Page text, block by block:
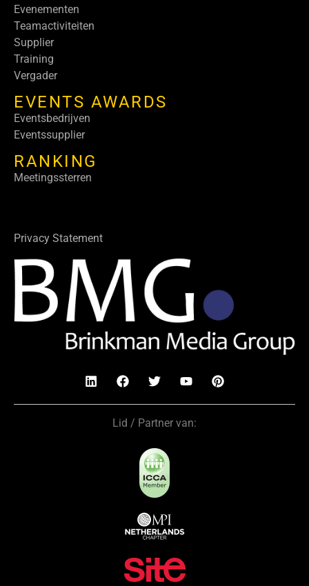
Evenementen
Teamactiviteiten
Supplier
Training
Vergader
EVENTS AWARDS
Eventsbedrijven
Eventssupplier
RANKING
Meetingssterren
Privacy Statement
Lid / Partner van: